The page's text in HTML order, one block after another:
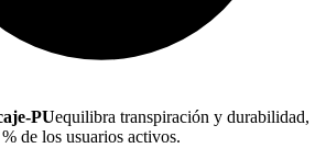
PUequilibra transpiración y durabilidad,
de los usuarios activos.